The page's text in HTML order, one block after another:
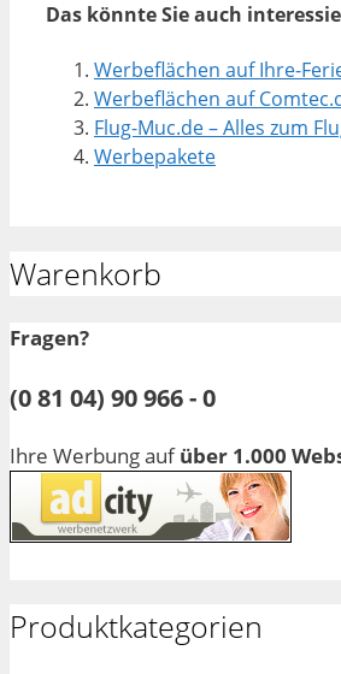
Das könnte Sie auch
Werbeflächen auf Ihre-
Werbeflächen auf
Flug-Muc.de – Alles zum
Werbepakete
Warenkorb
Fragen?
(0 81 04) 90 966 - 0
Ihre Werbung aufüber 1.000
Produktkategorien